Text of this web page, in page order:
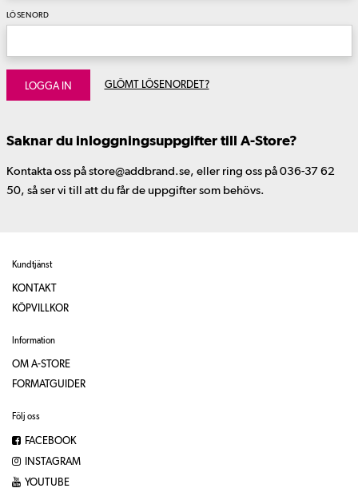
LÖSENORD
LOGGA IN GLÖMT LÖSENORDET?
Saknar du inloggningsuppgifter till A-Store?
Kontakta oss på store@addbrand.se, eller ring oss på 036-37 62
50, så ser vi till att du får de uppgifter som behövs.
Kundtjänst
KONTAKT
KÖPVILLKOR
Information
OM A-STORE
FORMATGUIDER
Följ oss
FACEBOOK
INSTAGRAM
YOUTUBE